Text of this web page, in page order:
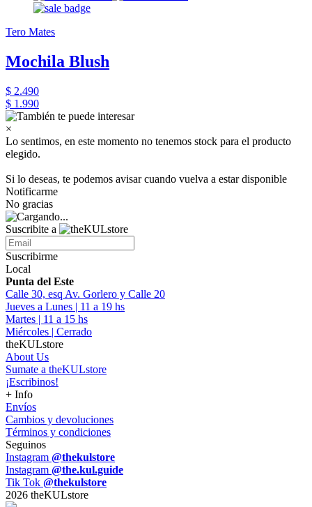
Tero Mates
Mochila Blush
$ 2.490
$ 1.990
×
Lo sentimos, en este momento no tenemos stock para el producto
elegido.
Si lo deseas, te podemos avisar cuando vuelva a estar disponible
Notificarme
No gracias
Suscribite a
Suscribirme
Local
Punta del Este
Calle 30, esq Av. Gorlero y Calle 20
Jueves a Lunes | 11 a 19 hs
Martes | 11 a 15 hs
Miércoles | Cerrado
theKULstore
About Us
Sumate a theKULstore
¡Escribinos!
+ Info
Envíos
Cambios y devoluciones
Términos y condiciones
Seguinos
Instagram @thekulstore
Instagram @the.kul.guide
Tik Tok @thekulstore
2026 theKULstore